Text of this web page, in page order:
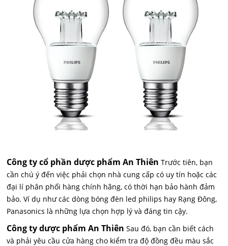
Công ty cổ phần dược phẩm An Thiên Trước tiên, bạn
cần chú ý đến việc phải chọn nhà cung cấp có uy tín hoặc các
đại lí phân phối hàng chính hãng, có thời hạn bảo hành đảm
bảo. Ví dụ như các dòng bóng đèn led philips hay Rạng Đông,
Panasonics là những lựa chọn hợp lý và đáng tin cậy.
Công ty dược phẩm An Thiên Sau đó, bạn cần biết cách
và phải yêu cầu cửa hàng cho kiểm tra độ đồng đều màu sắc